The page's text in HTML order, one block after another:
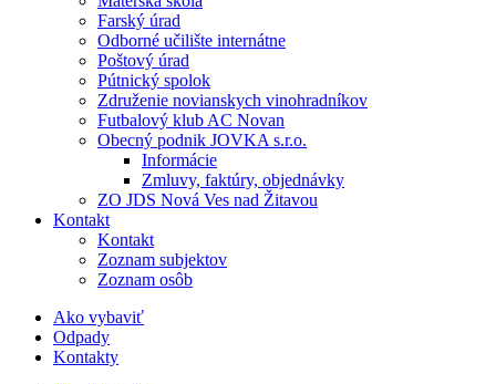
Farský úrad
Odborné učilište internátne
Poštový úrad
Pútnický spolok
Združenie novianskych vinohradníkov
Futbalový klub AC Novan
Obecný podnik JOVKA s.r.o.
Informácie
Zmluvy, faktúry, objednávky
ZO JDS Nová Ves nad Žitavou
Kontakt
Kontakt
Zoznam subjektov
Zoznam osôb
Ako vybaviť
Odpady
Kontakty